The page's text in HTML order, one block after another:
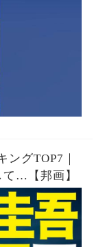
ングTOP7｜
…【邦画】